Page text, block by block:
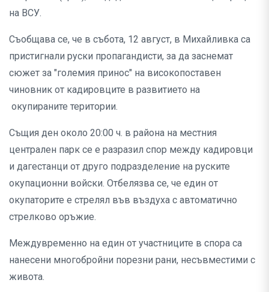
на ВСУ.
Съобщава се, че в събота, 12 август, в Михайливка са
пристигнали руски пропагандисти, за да заснемат
сюжет за "големия принос" на високопоставен
чиновник от кадировците в развитието на
окупираните територии.
Същия ден около 20:00 ч. в района на местния
централен парк се е разразил спор между кадировци
и дагестанци от друго подразделение на руските
окупационни войски. Отбелязва се, че един от
окупаторите е стрелял във въздуха с автоматично
стрелково оръжие.
Междувременно на един от участниците в спора са
нанесени многобройни порезни рани, несъвместими с
живота.